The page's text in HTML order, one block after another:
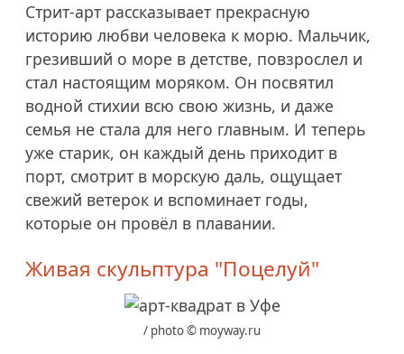
Стрит-арт рассказывает прекрасную
историю любви человека к морю. Мальчик,
грезивший о море в детстве, повзрослел и
стал настоящим моряком. Он посвятил
водной стихии всю свою жизнь, и даже
семья не стала для него главным. И теперь
уже старик, он каждый день приходит в
порт, смотрит в морскую даль, ощущает
свежий ветерок и вспоминает годы,
которые он провёл в плавании.
Живая скульптура "Поцелуй"
/ photo © moyway.ru